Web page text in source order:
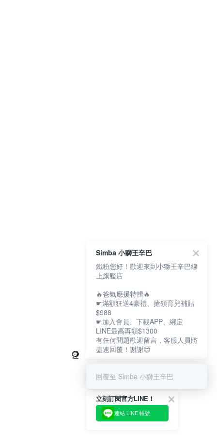
立刻訂閱官方LINE！
連結 LINE 帳號
Simba 小獅王辛巴
鐵粉您好！歡迎來到小獅王辛巴線
上旗艦店
🔥爸氣應援特輯🔥
☛滿額狂送4豪禮、搶領育兒補貼
$988
☛加入會員、下載APP、綁定
LINE最高再領$1300
有任何問題歡迎留言，客服人員將
盡速回覆！謝謝😊
回覆至 Simba 小獅王辛巴